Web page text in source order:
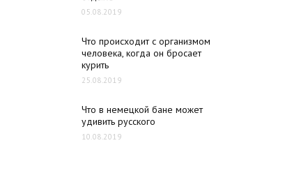
05.08.2019
Что происходит с организмом
человека, когда он бросает
курить
25.08.2019
Что в немецкой бане может
удивить русского
10.08.2019